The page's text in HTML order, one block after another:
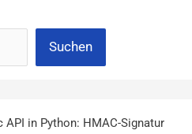
Suchen
API in Python: HMAC-Signatur